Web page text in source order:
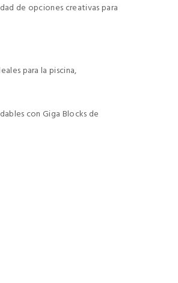
de opciones creativas para
para la piscina,
con Giga Blocks de